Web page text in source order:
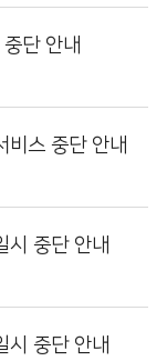
단 안내
비스 중단 안내
시 중단 안내
시 중단 안내